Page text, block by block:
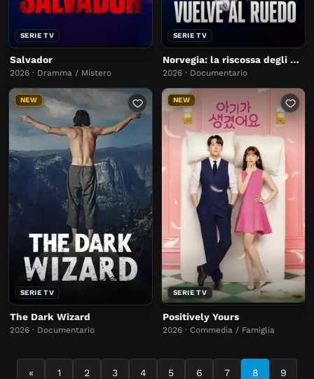
SERIE TV
Salvador
2026 · Dramma / Mistero
SERIE TV
Norvegia: la riscossa degli outsider
2026 · Documentario
NEW
SERIE TV
The Dark Wizard
2026 · Documentario
NEW
SERIE TV
Positively Yours
2026 · Commedia / Famiglia
« 1 2 3 4 5 6 7 8 9